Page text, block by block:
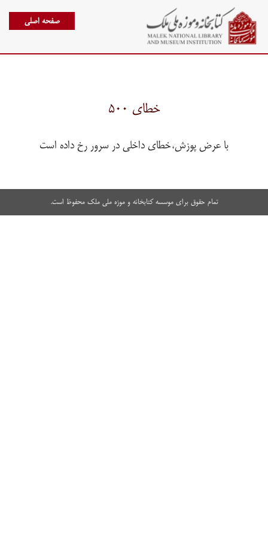
صفحه اصلی
خطای ۵۰۰
با عرض پوزش،خطای داخلی در سرور رخ داده است
تمام حقوق برای موسسه کتابخانه و موزه ملی ملک محفوظ است.